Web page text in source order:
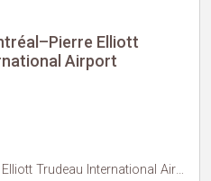
Elliott
Airport
HMSHost at Montréal–Pierre Elliott Trudeau International Airport